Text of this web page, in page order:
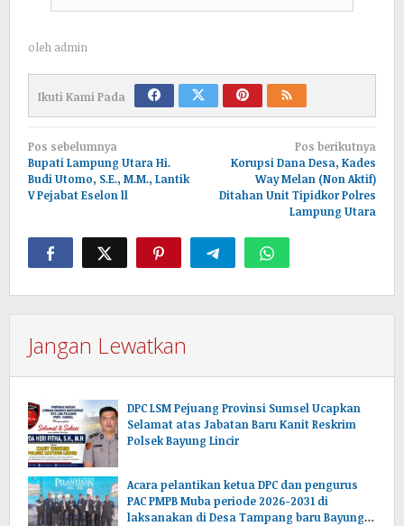
oleh admin
Ikuti Kami Pada
Navigasi
pos
Pos sebelumnya
Bupati Lampung Utara Hi.
Budi Utomo, S.E., M.M., Lantik
V Pejabat Eselon ll
Pos berikutnya
Korupsi Dana Desa, Kades
Way Melan (Non Aktif)
Ditahan Unit Tipidkor Polres
Lampung Utara
Jangan Lewatkan
DPC LSM Pejuang Provinsi Sumsel Ucapkan
Selamat atas Jabatan Baru Kanit Reskrim
Polsek Bayung Lincir
Acara pelantikan ketua DPC dan pengurus
PAC PMPB Muba periode 2026-2031 di
laksanakan di Desa Tampang baru Bayung